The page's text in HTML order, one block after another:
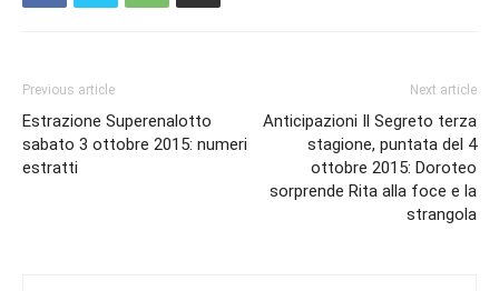
Previous article
Estrazione Superenalotto
sabato 3 ottobre 2015: numeri
estratti
Next article
Anticipazioni Il Segreto terza
stagione, puntata del 4
ottobre 2015: Doroteo
sorprende Rita alla foce e la
strangola